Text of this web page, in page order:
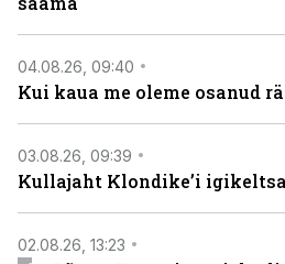
04.08.26, 09:40
Kui kaua me oleme osanud
03.08.26, 09:39
Kullajaht Klondike’i
02.08.26, 13:23